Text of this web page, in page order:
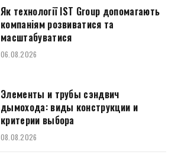
Як технології IST Group допомагають
компаніям розвиватися та
масштабуватися
06.08.2026
Элементы и трубы сэндвич
дымохода: виды конструкции и
критерии выбора
08.08.2026